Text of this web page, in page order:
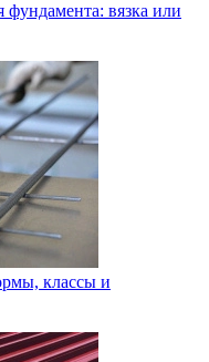
вязка или
классы и